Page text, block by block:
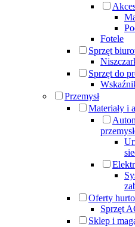
Fotele
Sprzęt
Sprzęt do
Przemysł
Materiały i
Oferty
Sprzęt
Sklep i